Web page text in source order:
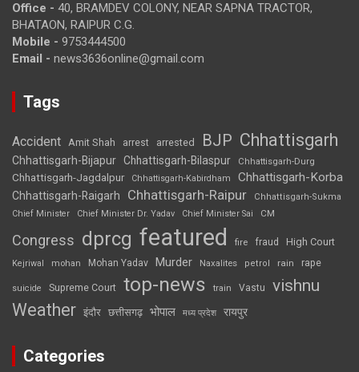
Office - 40, BRAMDEV COLONY, NEAR SAPNA TRACTOR,
BHATAON, RAIPUR C.G.
Mobile - 9753444500
Email - news3636online@gmail.com
Tags
Accident Amit Shah arrest arrested BJP Chhattisgarh
Chhattisgarh-Bijapur Chhattisgarh-Bilaspur Chhattisgarh-Durg
Chhattisgarh-Jagdalpur Chhattisgarh-Kabirdham Chhattisgarh-Korba
Chhattisgarh-Raigarh Chhattisgarh-Raipur
Chhattisgarh-Sukma
Chief Minister
Chief Minister Dr. Yadav Chief Minister Sai CM
Congress dprcg featured fire fraud High Court
Kejriwal mohan Mohan Yadav Murder Naxalites petrol rain rape
suicide Supreme Court top-news train Vastu vishnu
Weather इंदौर छत्तीसगढ़ भोपाल मध्य प्रदेश रायपुर
Categories